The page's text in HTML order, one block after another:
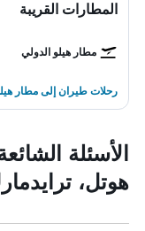
المطارات القريبة
مطار هيلو الدولي
رحلات طيران إلى مطار
الأسئلة
هوتل،